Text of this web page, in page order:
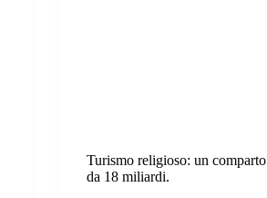
Turismo religioso: un comparto
da 18 miliardi.